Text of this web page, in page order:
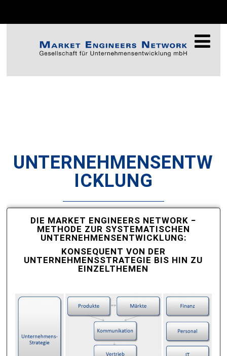
UNTERNEHMENSENTW
ICKLUNG
DIE MARKET ENGINEERS NETWORK −
METHODE ZUR SYSTEMATISCHEN
UNTERNEHMENSENTWICKLUNG:
KONSEQUENT VON DER
UNTERNEHMENSSTRATEGIE BIS HIN ZU
EINZELTHEMEN